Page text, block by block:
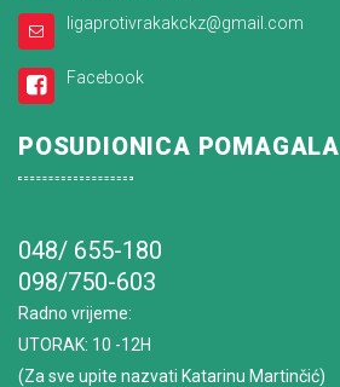
ligaprotivrakakckz@gmail.com
Facebook
POSUDIONICA POMAGALA
048/ 655-180
098/750-603
Radno vrijeme:
UTORAK: 10 -12H
(Za sve upite nazvati Katarinu Martinčić)